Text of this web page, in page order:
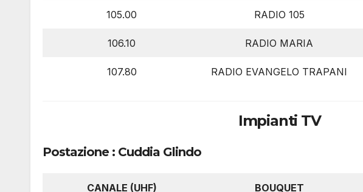
105.00 RADIO 105
106.10 RADIO MARIA
107.80 RADIO EVANGELO TRAPANI
Impianti TV
Postazione : Cuddia Glindo
CANALE (UHF) BOUQUET